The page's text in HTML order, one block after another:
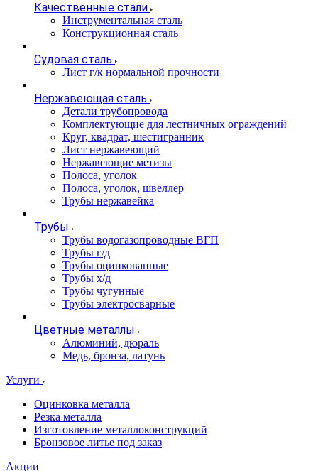
Качественные стали
Инструментальная сталь
Конструкционная сталь
Судовая сталь
Лист г/к нормальной прочности
Нержавеющая сталь
Детали трубопровода
Комплектующие для лестничных ограждений
Круг, квадрат, шестигранник
Лист нержавеющий
Нержавеющие метизы
Полоса, уголок
Полоса, уголок, швеллер
Трубы нержавейка
Трубы
Трубы водогазопроводные ВГП
Трубы г/д
Трубы оцинкованные
Трубы х/д
Трубы чугунные
Трубы электросварные
Цветные металлы
Алюминий, дюраль
Медь, бронза, латунь
Услуги
Оцинковка металла
Резка металла
Изготовление металлоконструкций
Бронзовое литье под заказ
Акции